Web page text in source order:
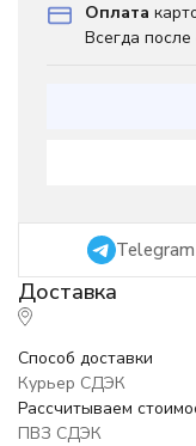
Оплата
Всегда
Telegram
Способ доставки
Курьер СДЭК
Рассчитываем
ПВЗ СДЭК